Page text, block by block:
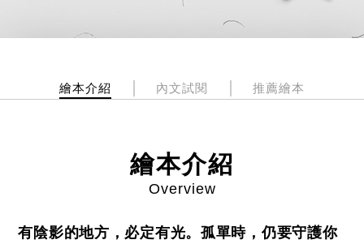
繪本介紹 內文試閱 推薦繪本
繪本介紹
Overview
有陰影的地方，必定有光。孤單時，仍要守護你